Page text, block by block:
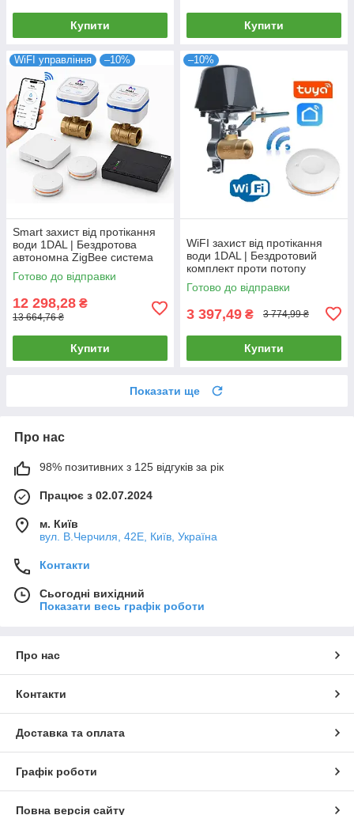
Купити Купити
WiFI управління –10%
Smart захист від протікання
води 1DAL | Бездротова
автономна ZigBee система
проти потопу ProfiKit 1/2" |
APP "Tuya"
Готово до відправки
12 298,28 ₴
13 664,76 ₴
Купити
–10%
WiFI захист від протікання
води 1DAL | Бездротовий
комплект проти потопу
BaseKit (BSKT.WF)
Готово до відправки
3 397,49 ₴ 3 774,99 ₴
Купити
Показати ще
Про нас
98% позитивних з 125 відгуків за рік
Працює з 02.07.2024
м. Київ
вул. В.Черчиля, 42Е, Київ, Україна
Контакти
Сьогодні вихідний
Показати весь графік роботи
Про нас
Контакти
Доставка та оплата
Графік роботи
Повна версія сайту